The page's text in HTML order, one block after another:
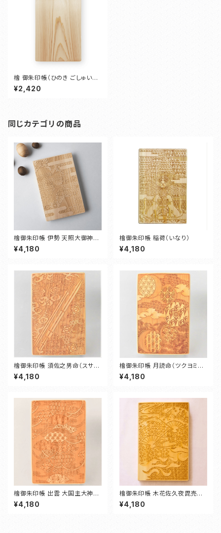
檜 御朱印帳（ひのき ごしゅいん
ちょう）
¥2,420
同じカテゴリの商品
檜御朱印帳 伊勢 天照大御神
（アマテラスオオミカミ）
¥4,180
檜御朱印帳 稲荷（いなり）
¥4,180
檜御朱印帳 須佐之男命（スサノ
オノミコト）
¥4,180
檜御朱印帳 月読命（ツクヨミノ
ミコト）
¥4,180
檜御朱印帳 出雲 大国主大神
（いずも おおくにぬしおおかみ）
¥4,180
檜御朱印帳 木花佐久夜毘売命
（コノハナサクヤヒメ）
¥4,180